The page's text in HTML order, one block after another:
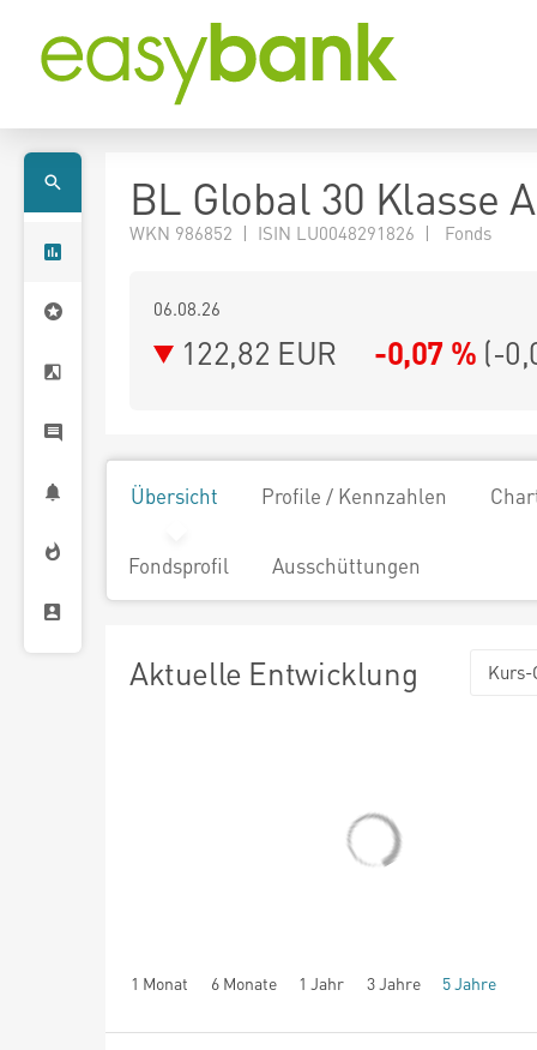
BL Global 30 Klasse A
WKN 986852 | ISIN LU0048291826 | Fonds
06.08.26
122,82 EUR -0,07 % (-
Übersicht Profile / Kennzahlen
Fondsprofil Ausschüttungen
Aktuelle Entwicklung Kurs-
1 Monat 6 Monate 1 Jahr 3 Jahre 5 Jahre
seit Beginn